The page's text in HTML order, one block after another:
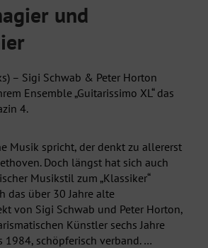
und
– Sigi Schwab & Peter Horton
Ensemble „Guitarissimo XL“ das
4.
Musik spricht, der denkt zu allererst
Doch längst hat sich auch
Musikstil zum „Klassiker“
das über 30 Jahre alte
von Sigi Schwab und Peter Horton,
Künstler sechs Jahre
1984, schöpferisch verband. …